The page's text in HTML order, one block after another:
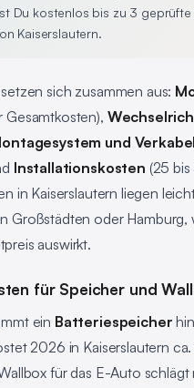
Du kostenlos bis zu 3
Kaiserslautern.
sich zusammen aus:
Gesamtkosten),
und
Installationskosten (25
in Kaiserslautern liegen
Großstädten oder Hamburg,
auswirkt.
für Speicher und
ein Batteriespeicher
2026 in Kaiserslautern
für das E-Auto